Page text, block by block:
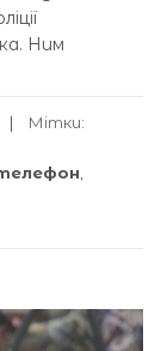
Ним
Мітки: